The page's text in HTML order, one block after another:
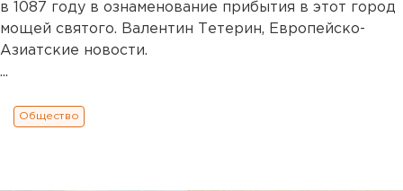
в 1087 году в ознаменование прибытия в этот город
мощей святого. Валентин Тетерин, Европейско-
Азиатские новости.
...
Общество